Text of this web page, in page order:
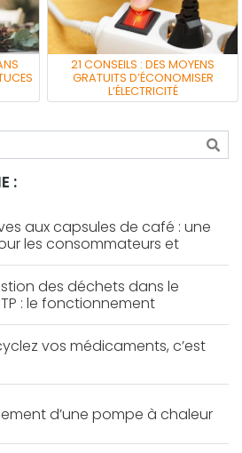
21 CONSEILS : DES MOYENS
GRATUITS D’ÉCONOMISER
L’ÉLECTRICITÉ
:
aux capsules de café : une
les consommateurs et
des déchets dans le
: le fonctionnement
vos médicaments, c’est
d’une pompe à chaleur